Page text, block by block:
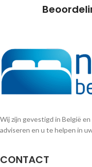
Wij zijn gevestigd in België
adviseren en u te helpen in
CONTACT